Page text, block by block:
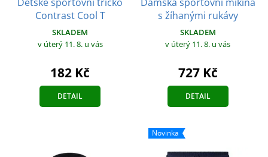
Contrast Cool T
SKLADEM
v úterý 11. 8. u vás
182 Kč
DETAIL
s žíhanými rukávy
SKLADEM
v úterý 11. 8. u vás
727 Kč
DETAIL
Novinka